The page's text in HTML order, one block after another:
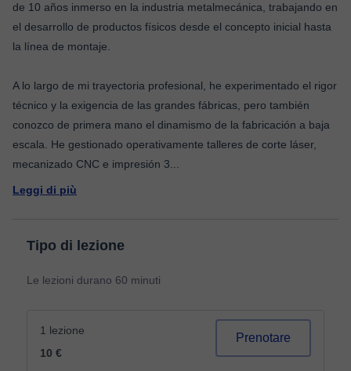
de 10 años inmerso en la industria metalmecánica, trabajando en
el desarrollo de productos físicos desde el concepto inicial hasta
la línea de montaje.
A lo largo de mi trayectoria profesional, he experimentado el rigor
técnico y la exigencia de las grandes fábricas, pero también
conozco de primera mano el dinamismo de la fabricación a baja
escala. He gestionado operativamente talleres de corte láser,
mecanizado CNC e impresión 3
Leggi di più
Tipo di lezione
Le lezioni durano 60 minuti
1 lezione
10 €
Prenotare